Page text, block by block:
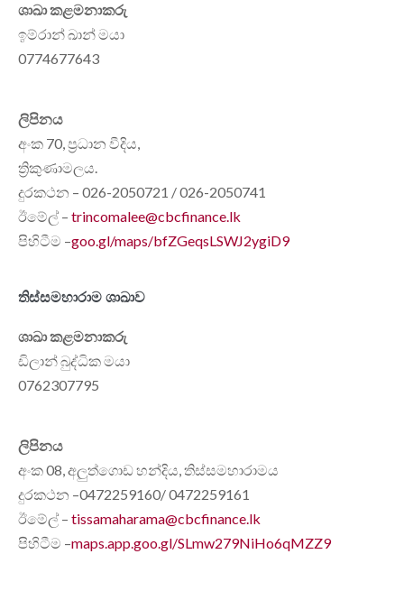
ශාඛා කළමනාකරු
ඉම්රාන් ඛාන් මයා
0774677643
ලිපිනය
අංක 70, ප්‍රධාන වීදිය,
ත්‍රිකුණාමලය.
දුරකථන – 026-2050721 / 026-2050741
ඊමේල් – trincomalee@cbcfinance.lk
පිහිටීම –goo.gl/maps/bfZGeqsLSWJ2ygiD9
තිස්සමහාරාම ශාඛාව
ශාඛා කළමනාකරු
ඩිලාන් බුද්ධික මයා
0762307795
ලිපිනය
අංක 08, අලුත්ගොඩ හන්දිය, තිස්සමහාරාමය
දුරකථන –0472259160/ 0472259161
ඊමේල් – tissamaharama@cbcfinance.lk
පිහිටීම –maps.app.goo.gl/SLmw279NiHo6qMZZ9